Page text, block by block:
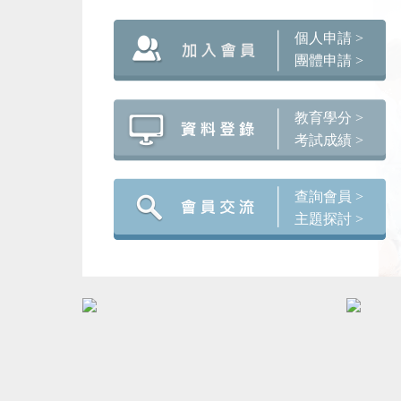
個人申請 >
團體申請 >
教育學分 >
考試成績 >
查詢會員 >
主題探討 >